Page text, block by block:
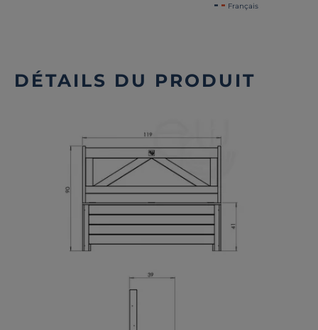
Français
DÉTAILS DU PRODUIT